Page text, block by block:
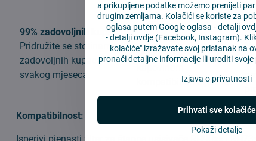
99% zadovoljnih kupaca
Pridružite se stotinama
zadovoljnih kupaca
svakog mjeseca.
Jeftinije
až o 40%
Uštedite desetke EUR
kupovinom
kompatibilnih dijelova.
Kompatibilnost:
a prikupljene podatke možemo prenijeti
drugim zemljama. Kolačići se koriste za
oglasa putem Google oglasa -detalji
-detalji ovdje (Facebook, Instagram).
kolačiće" izražavate svoj pristanak na
pronaći detaljne informacije ili urediti
Izjava o privatnosti
Pokaži detalje
Prihvati sve kolačiće